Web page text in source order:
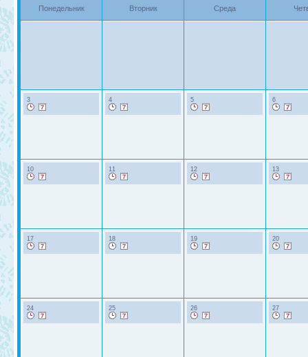
Понедельник Вторник Среда
3 4 5 6
10 11 12 13
17 18 19 20
24 25 26 27